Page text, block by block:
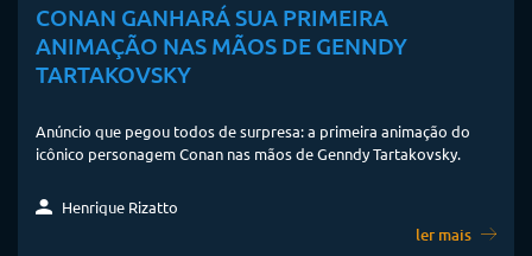
CONAN GANHARÁ SUA PRIMEIRA
ANIMAÇÃO NAS MÃOS DE GENNDY
TARTAKOVSKY
Anúncio que pegou todos de surpresa: a primeira animação do
icônico personagem Conan nas mãos de Genndy Tartakovsky.
Henrique Rizatto
ler mais